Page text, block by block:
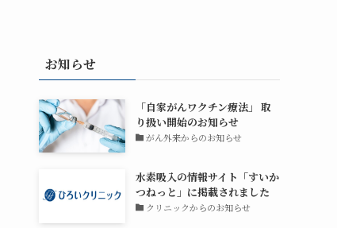
お知らせ
「自家がんワクチン療法」 取
り扱い開始のお知らせ
がん外来からのお知らせ
水素吸入の情報サイト「すいか
つねっと」に掲載されました
クリニックからのお知らせ